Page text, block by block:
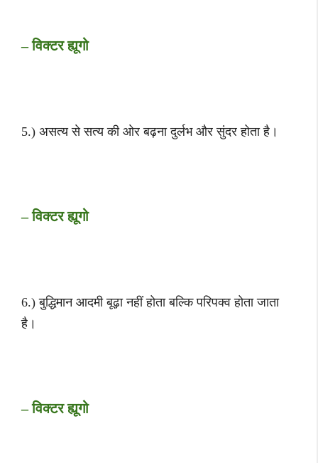
– विक्टर ह्यूगो
5.) असत्य से सत्य की ओर बढ़ना दुर्लभ और सुंदर होता है।
– विक्टर ह्यूगो
6.) बुद्धिमान आदमी बूढ़ा नहीं होता बल्कि परिपक्व होता जाता
है।
– विक्टर ह्यूगो